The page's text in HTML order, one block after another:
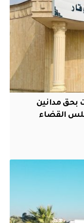
السجن 10 سنوات بحق مدانين
القضاء